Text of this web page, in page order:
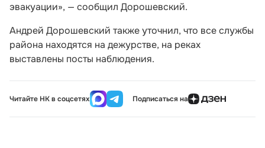
эвакуации», — сообщил Дорошевский.
Андрей Дорошевский также уточнил, что все службы
района находятся на дежурстве, на реках
выставлены посты наблюдения.
Читайте НК в соцсетях Подписаться на